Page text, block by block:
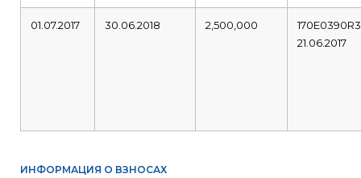
01.07.2017 30.06.2018 2,500,000
21.06.2017
ИНФОРМАЦИЯ О ВЗНОСАХ